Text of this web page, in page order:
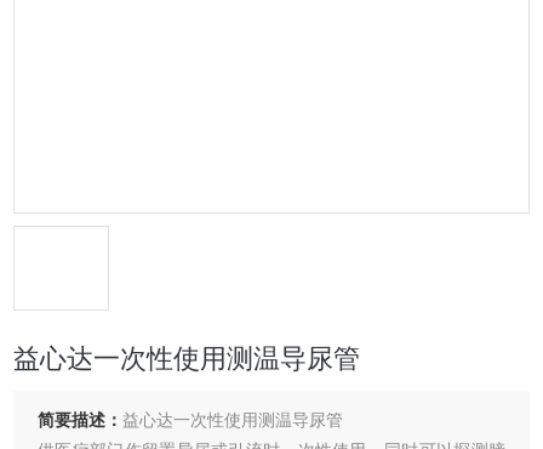
益心达一次性使用测温导尿管
简要描述：益心达一次性使用测温导尿管